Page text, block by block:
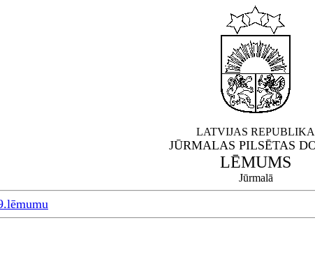
LATVIJAS REPUBLIKA
JŪRMALAS PILSĒTAS
LĒMUMS
Jūrmalā